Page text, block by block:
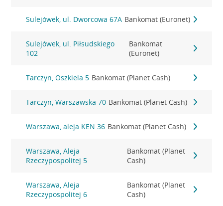
Sulejówek, ul. Dworcowa 67A Bankomat (Euronet)
Sulejówek, ul. Piłsudskiego
102
Bankomat
(Euronet)
Tarczyn, Oszkiela 5 Bankomat (Planet Cash)
Tarczyn, Warszawska 70 Bankomat (Planet Cash)
Warszawa, aleja KEN 36 Bankomat (Planet Cash)
Warszawa, Aleja
Rzeczypospolitej 5
Bankomat (Planet
Cash)
Warszawa, Aleja
Rzeczypospolitej 6
Bankomat (Planet
Cash)